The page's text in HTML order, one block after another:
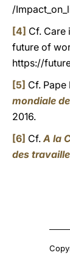
/
[4] Cf. Care
future of
https://
[5] Cf.
mondiale
2016.
[6] Cf.A la
des